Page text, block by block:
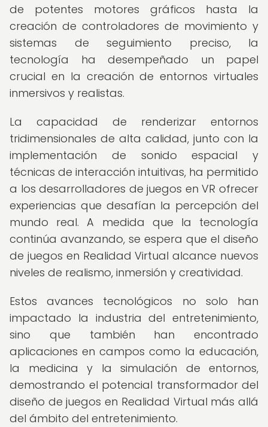
de potentes motores gráficos hasta la
creación de controladores de movimiento y
sistemas de seguimiento preciso, la
tecnología ha desempeñado un papel
crucial en la creación de entornos virtuales
inmersivos y realistas.
La capacidad de renderizar entornos
tridimensionales de alta calidad, junto con la
implementación de sonido espacial y
técnicas de interacción intuitivas, ha permitido
a los desarrolladores de juegos en VR ofrecer
experiencias que desafían la percepción del
mundo real. A medida que la tecnología
continúa avanzando, se espera que el diseño
de juegos en Realidad Virtual alcance nuevos
niveles de realismo, inmersión y creatividad.
Estos avances tecnológicos no solo han
impactado la industria del entretenimiento,
sino que también han encontrado
aplicaciones en campos como la educación,
la medicina y la simulación de entornos,
demostrando el potencial transformador del
diseño de juegos en Realidad Virtual más allá
del ámbito del entretenimiento.